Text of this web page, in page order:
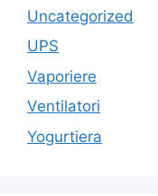
Uncategorized
UPS
Vaporiere
Ventilatori
Yogurtiera